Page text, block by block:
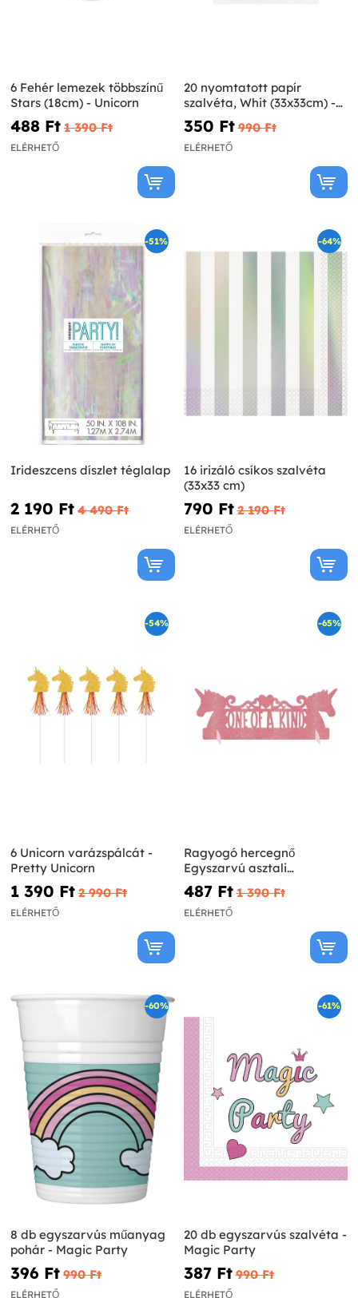
6 Fehér lemezek többszínű
Stars (18cm) - Unicorn
488 Ft‎ 1 390 Ft‎
ELÉRHETŐ
20 nyomtatott papír
szalvéta, Whit (33x33cm) -
Unicorn
350 Ft‎ 990 Ft‎
ELÉRHETŐ
-51%
Irideszcens díszlet téglalap
2 190 Ft‎ 4 490 Ft‎
ELÉRHETŐ
-64%
16 irizáló csíkos szalvéta
(33x33 cm)
790 Ft‎ 2 190 Ft‎
ELÉRHETŐ
-54%
6 Unicorn varázspálcát -
Pretty Unicorn
1 390 Ft‎ 2 990 Ft‎
ELÉRHETŐ
-65%
Ragyogó hercegnő
Egyszarvú asztali
dekoráció
487 Ft‎ 1 390 Ft‎
ELÉRHETŐ
-60%
8 db egyszarvús műanyag
pohár - Magic Party
396 Ft‎ 990 Ft‎
ELÉRHETŐ
-61%
20 db egyszarvús szalvéta -
Magic Party
387 Ft‎ 990 Ft‎
ELÉRHETŐ